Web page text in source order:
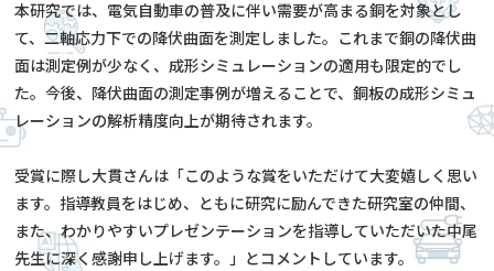
本研究では、電気自動車の普及に伴い需要が高まる銅を対象とし
て、二軸応力下での降伏曲面を測定しました。これまで銅の降伏曲
面は測定例が少なく、成形シミュレーションの適用も限定的でし
た。今後、降伏曲面の測定事例が増えることで、銅板の成形シミュ
レーションの解析精度向上が期待されます。
受賞に際し大貫さんは「このような賞をいただけて大変嬉しく思い
ます。指導教員をはじめ、ともに研究に励んできた研究室の仲間、
また、わかりやすいプレゼンテーションを指導していただいた中尾
先生に深く感謝申し上げます。」とコメントしています。